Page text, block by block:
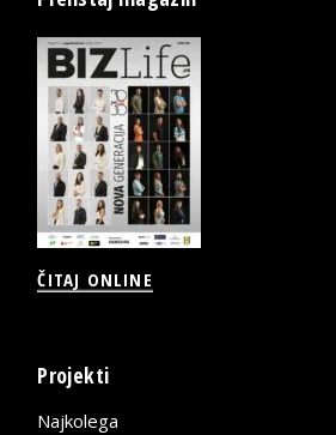
ČITAJ ONLINE
Projekti
Najkolega